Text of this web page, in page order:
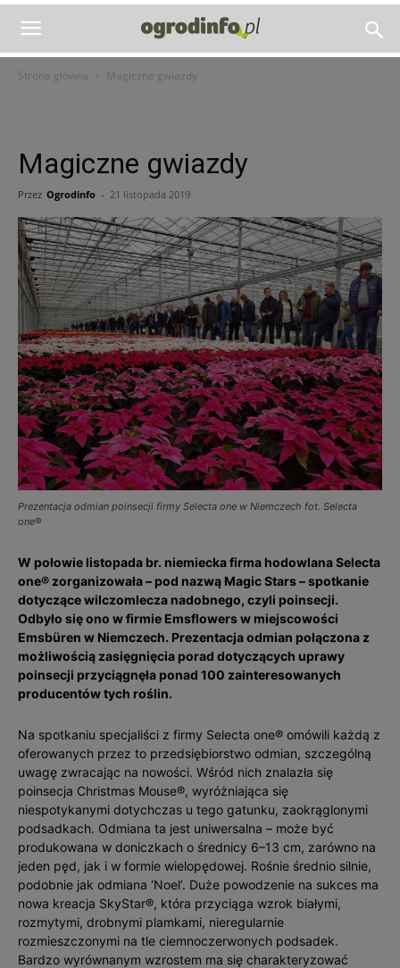
Strona główna Magiczne gwiazdy
Magiczne gwiazdy
Przez Ogrodinfo - 21 listopada 2019
Prezentacja odmian poinsecji firmy Selecta one w Niemczech fot. Selecta
one®
W połowie listopada br. niemiecka firma hodowlana Selecta
one® zorganizowała – pod nazwą Magic Stars – spotkanie
dotyczące wilczomlecza nadobnego, czyli poinsecji.
Odbyło się ono w firmie Emsflowers w miejscowości
Emsbüren w Niemczech. Prezentacja odmian połączona z
możliwością zasięgnięcia porad dotyczących uprawy
poinsecji przyciągnęła ponad 100 zainteresowanych
producentów tych roślin.
Na spotkaniu specjaliści z firmy Selecta one® omówili każdą z
oferowanych przez to przedsiębiorstwo odmian, szczególną
uwagę zwracając na nowości. Wśród nich znalazła się
poinsecja Christmas Mouse®, wyróżniająca się
niespotykanymi dotychczas u tego gatunku, zaokrąglonymi
podsadkach. Odmiana ta jest uniwersalna – może być
produkowana w doniczkach o średnicy 6–13 cm, zarówno na
jeden pęd, jak i w formie wielopędowej. Rośnie średnio silnie,
podobnie jak odmiana ‘Noel’. Duże powodzenie na sukces ma
nowa kreacja SkyStar®, która przyciąga wzrok białymi,
rozmytymi, drobnymi plamkami, nieregularnie
rozmieszczonymi na tle ciemnoczerwonych podsadek.
Bardzo wyrównanym wzrostem ma się charakteryzować